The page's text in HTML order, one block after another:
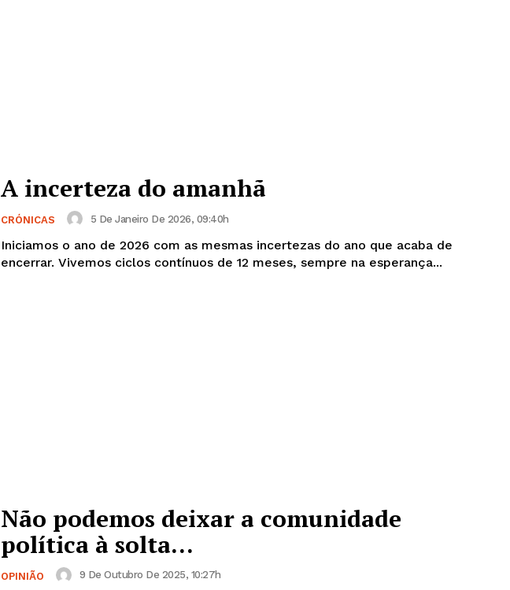
A incerteza do amanhã
CRÓNICAS 5 De Janeiro De 2026, 09:40h
Iniciamos o ano de 2026 com as mesmas incertezas do ano que acaba de
encerrar. Vivemos ciclos contínuos de 12 meses, sempre na esperança...
Não podemos deixar a comunidade
política à solta…
OPINIÃO 9 De Outubro De 2025, 10:27h